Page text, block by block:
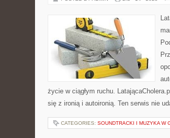
życie w ciągłym ruchu.
się z ironią i autoironią. Ten serwis nie
CATEGORIES: SOUNDTRACKI I MUZYKA W